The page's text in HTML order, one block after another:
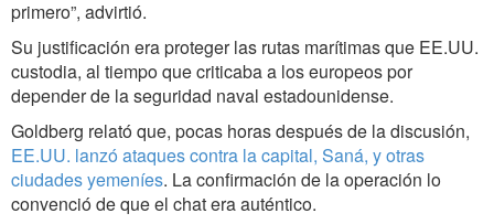
primero”, advirtió.
Su justificación era proteger las rutas marítimas que EE.UU.
custodia, al tiempo que criticaba a los europeos por
depender de la seguridad naval estadounidense.
Goldberg relató que, pocas horas después de la discusión,
EE.UU. lanzó ataques contra la capital, Saná, y otras
ciudades yemeníes. La confirmación de la operación lo
convenció de que el chat era auténtico.